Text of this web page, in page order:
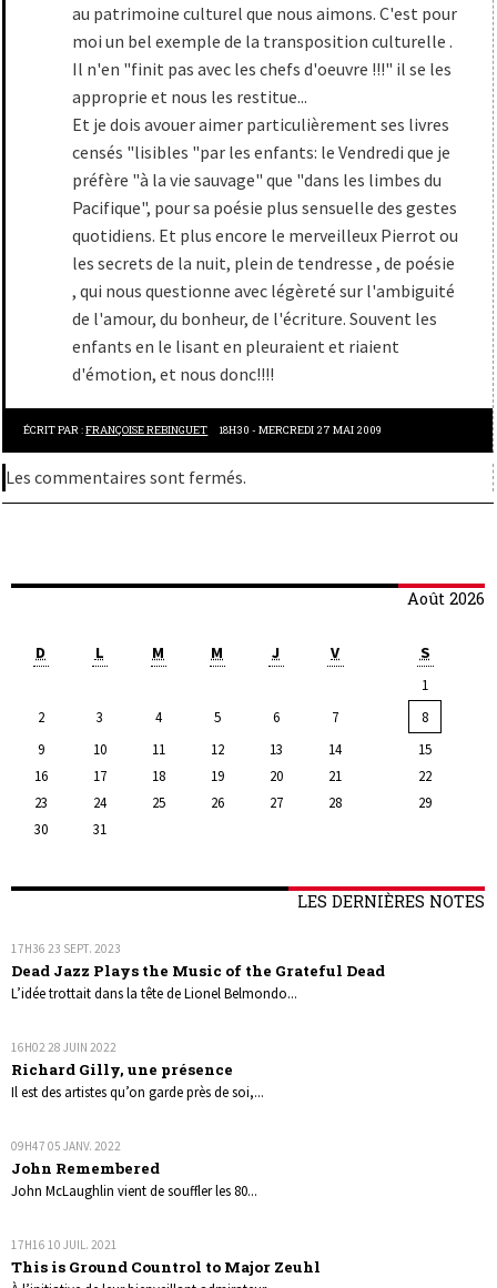
Août 2026
D L M M J V S
1
2
3 4 5 6 7
8
9
10 11 12 13 14
15
16
17 18 19 20 21
22
23
24 25 26 27 28
29
30
31
LES DERNIÈRES NOTES
17H36 23 SEPT. 2023
Dead Jazz Plays the Music of the Grateful Dead
L’idée trottait dans la tête de Lionel Belmondo...
16H02 28 JUIN 2022
Richard Gilly, une présence
Il est des artistes qu’on garde près de soi,...
09H47 05 JANV. 2022
John Remembered
John McLaughlin vient de souffler les 80...
17H16 10 JUIL. 2021
This is Ground Countrol to Major Zeuhl
au patrimoine culturel que nous aimons. C'est pour
moi un bel exemple de la transposition culturelle .
Il n'en "finit pas avec les chefs d'oeuvre !!!" il se les
approprie et nous les restitue...
Et je dois avouer aimer particulièrement ses livres
censés "lisibles "par les enfants: le Vendredi que je
préfère "à la vie sauvage" que "dans les limbes du
Pacifique", pour sa poésie plus sensuelle des gestes
quotidiens. Et plus encore le merveilleux Pierrot ou
les secrets de la nuit, plein de tendresse , de poésie
, qui nous questionne avec légèreté sur l'ambiguité
de l'amour, du bonheur, de l'écriture. Souvent les
enfants en le lisant en pleuraient et riaient
d'émotion, et nous donc!!!!
ÉCRIT PAR :FRANÇOISE REBINGUET 18H30 -MERCREDI 27 MAI 2009
Les commentaires sont fermés.